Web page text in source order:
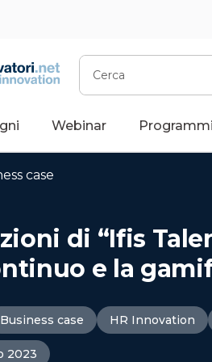
Cerca
Webinar Programmi
case
di “Ifis
e la
Business case HR Innovation
2023